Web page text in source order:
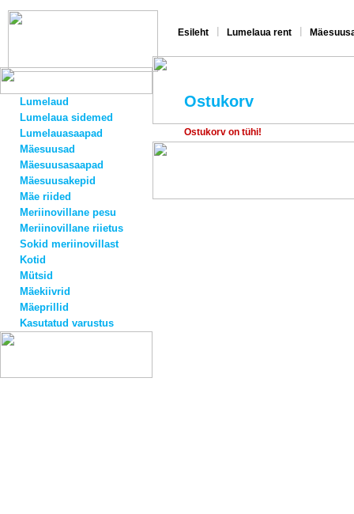
Esileht Lumelaua rent
Lumelaud
Lumelaua sidemed
Lumelauasaapad
Mäesuusad
Mäesuusasaapad
Mäesuusakepid
Mäe riided
Meriinovillane pesu
Meriinovillane riietus
Sokid meriinovillast
Kotid
Mütsid
Mäekiivrid
Mäeprillid
Kasutatud varustus
Ostukorv
Ostukorv on tühi!